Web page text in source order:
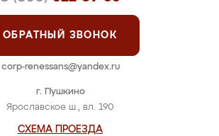
г. Пушкино
Ярославское ш., вл. 190
СХЕМА ПРОЕЗДА
ОБРАТНЫЙ ЗВОНОК
corp-renessans@yandex.ru